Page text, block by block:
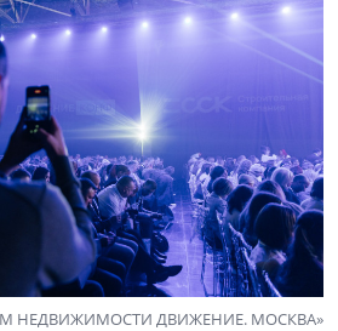
НЕДВИЖИМОСТИ ДВИЖЕНИЕ. МОСКВА»